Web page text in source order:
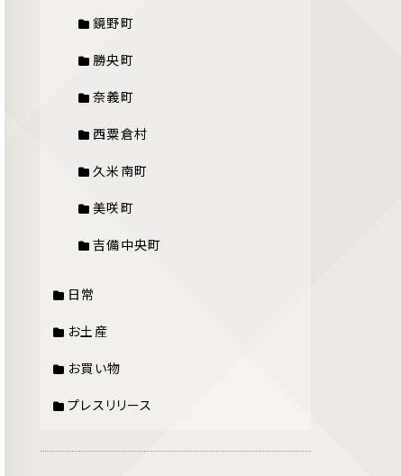
鏡野町
勝央町
奈義町
西粟倉村
久米南町
美咲町
吉備中央町
日常
お土産
お買い物
プレスリリース